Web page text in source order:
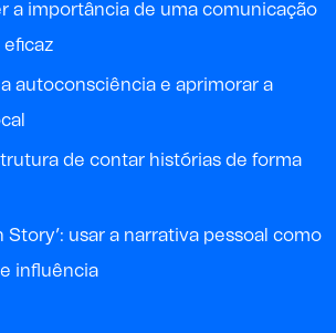
a importância de uma comunicação
autoconsciência e aprimorar a
de contar histórias de forma
Story’: usar a narrativa pessoal como
influência